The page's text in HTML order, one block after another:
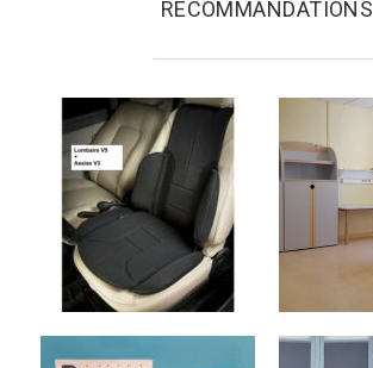
RECOMMANDATIONS